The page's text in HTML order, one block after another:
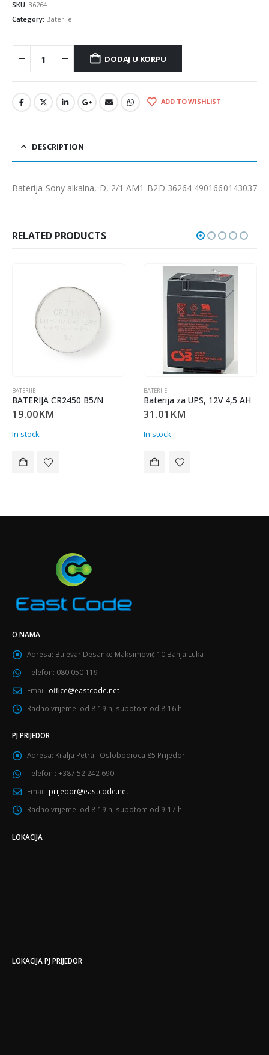
SKU: 36264
Category: Baterije
DODAJ U KORPU
ADD TO WISHLIST
DESCRIPTION
Baterija Sony alkalna, D, 2/1 AM1-B2D 36264 4901660143037
RELATED PRODUCTS
BATERIJE
BATERIJA CR2450 B5/N
19.00KM
In stock
BATERIJE
Baterija za UPS, 12V 4,5 AH
31.01 KM
In stock
O NAMA
Adresa: Bulevar Desanke Maksimović 10 Banja Luka
Telefon: 080 050 119
Email: office@eastcode.net
Radno vrijeme: od 8-19 h, subotom od 8-16 h
PJ PRIJEDOR
Adresa: Kralja Petra I Oslobodioca 85 Prijedor
Telefon : +387 52 242 690
Email: prijedor@eastcode.net
Radno vrijeme: od 8-19 h, subotom od 9-17 h
LOKACIJA
LOKACIJA PJ PRIJEDOR